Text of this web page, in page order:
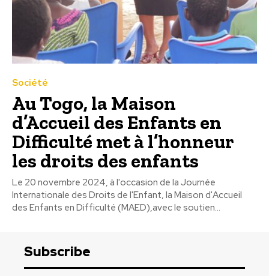
Société
Au Togo, la Maison
d’Accueil des Enfants en
Difficulté met à l’honneur
les droits des enfants
Le 20 novembre 2024, à l'occasion de la Journée
Internationale des Droits de l'Enfant, la Maison d'Accueil
des Enfants en Difficulté (MAED),avec le soutien...
Subscribe